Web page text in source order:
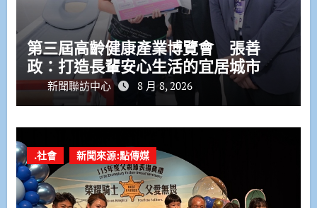
第三屆高齡健康產業博覽會 張善
政：打造長輩安心生活的宜居城市
新聞聯訪中心 8 月 8, 2026
.社會 新聞來源:點傳媒